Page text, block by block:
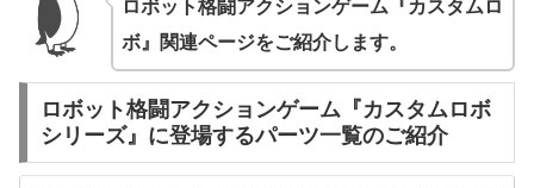
ロボット格闘アクションゲーム『カスタムロ
ボ』関連ページをご紹介します。
ロボット格闘アクションゲーム『カスタムロボ
シリーズ』に登場するパーツ一覧のご紹介